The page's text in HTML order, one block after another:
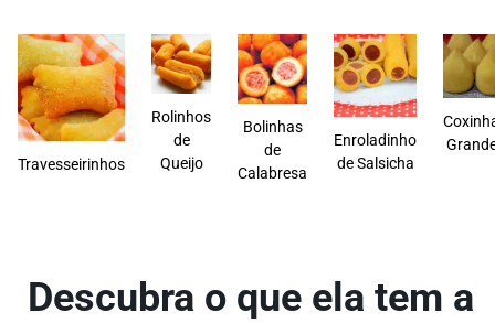
Travesseirinhos
Rolinhos
de
Queijo
Bolinhas
de
Calabresa
Enroladinho
de Salsicha
Descubra o que ela tem a